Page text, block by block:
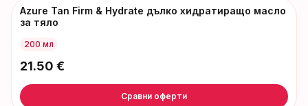
Azure Tan Firm & Hydrate дълко хидратиращо масло
за тяло
200 мл
21.50 €
Сравни оферти